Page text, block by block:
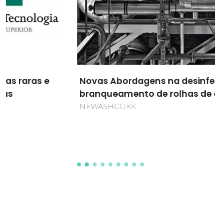
Novas Abordagens na desinfecção e
branqueamento de rolhas de cortiça.